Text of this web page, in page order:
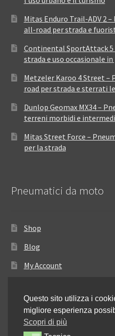
Mitas Enduro Trail-ADV 2
all-road per strada e
Continental SportAttack
strada e uso occasionale
Metzeler Karoo 4 Street –
road per strada e sterrati
Dunlop Geomax MX34 –
terreni morbidi e intermedi
Mitas Street Force –
per la strada
Pneumatici da moto
Shop
Blog
My Account
Resi e rimborsi
Annullamento dell’ordine
Questo sito utilizza i
migliore esperienza
Scopri di più